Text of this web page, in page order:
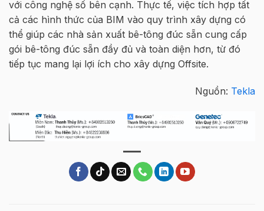
với công nghệ số bên cạnh. Thực tế, việc tích hợp tất
cả các hình thức của BIM vào quy trình xây dựng có
thể giúp các nhà sản xuất bê-tông đúc sẵn cung cấp
gói bê-tông đúc sẵn đầy đủ và toàn diện hơn, từ đó
tiếp tục mang lại lợi ích cho xây dựng Offsite.
Nguồn: Tekla